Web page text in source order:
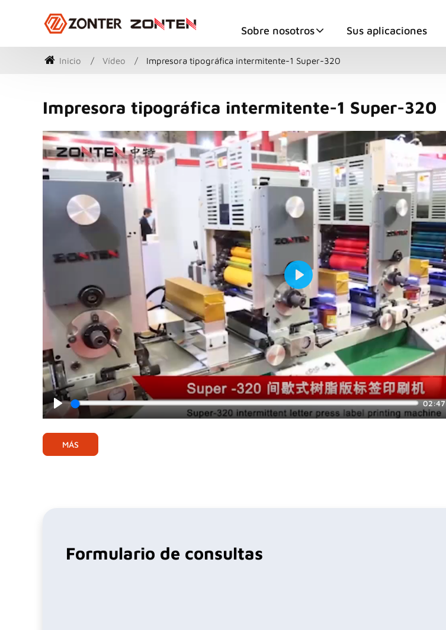
Sobre nosotros Sus aplicaciones
Inicio Vídeo Impresora tipográfica intermitente-1 Super-320
Impresora tipográfica intermitente-1 Super-320
Play
02:47
Play
MÁS
Formulario de consultas